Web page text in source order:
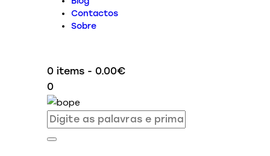
Contactos
Sobre
0 items - 0.00€
0